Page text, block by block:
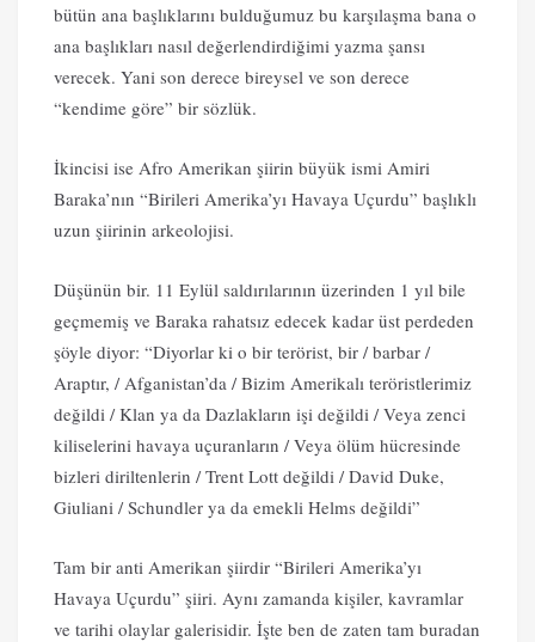
bütün ana başlıklarını bulduğumuz bu karşılaşma bana o
ana başlıkları nasıl değerlendirdiğimi yazma şansı
verecek. Yani son derece bireysel ve son derece
“kendime göre” bir sözlük.
İkincisi ise Afro Amerikan şiirin büyük ismi Amiri
Baraka’nın “Birileri Amerika’yı Havaya Uçurdu” başlıklı
uzun şiirinin arkeolojisi.
Düşünün bir. 11 Eylül saldırılarının üzerinden 1 yıl bile
geçmemiş ve Baraka rahatsız edecek kadar üst perdeden
şöyle diyor: “Diyorlar ki o bir terörist, bir / barbar /
Araptır, / Afganistan’da / Bizim Amerikalı teröristlerimiz
değildi / Klan ya da Dazlakların işi değildi / Veya zenci
kiliselerini havaya uçuranların / Veya ölüm hücresinde
bizleri diriltenlerin / Trent Lott değildi / David Duke,
Giuliani / Schundler ya da emekli Helms değildi”
Tam bir anti Amerikan şiirdir “Birileri Amerika’yı
Havaya Uçurdu” şiiri. Aynı zamanda kişiler, kavramlar
ve tarihi olaylar galerisidir. İşte ben de zaten tam buradan